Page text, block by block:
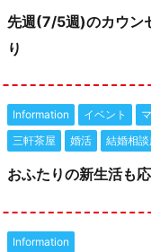
先週(7/5週)のカウン
り
Information イベント
三軒茶屋
婚活 結婚相
おふたりの新生活も
Information